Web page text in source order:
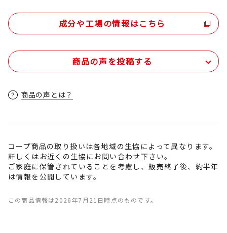
成分や工場の情報はこちら
商品の声を投稿する
商品の声とは？
コープ商品の取り扱いは各地域の生協によって異なります。
詳しくはお近くの生協にお問い合わせ下さい。
ご家庭に保管されていることを考慮し、販売終了後、約半年
は情報を公開しています。
この商品情報は2026年7月21日時点のものです。